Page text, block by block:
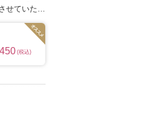
せていただ
(税込)